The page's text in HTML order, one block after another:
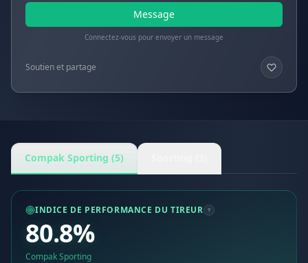
Message
Connectez-vous pour envoyer un message
Soutien et partage
Compak Sporting (5)
INDICE DE PERFORMANCE DU TIREUR
80.8%
Compak Sporting